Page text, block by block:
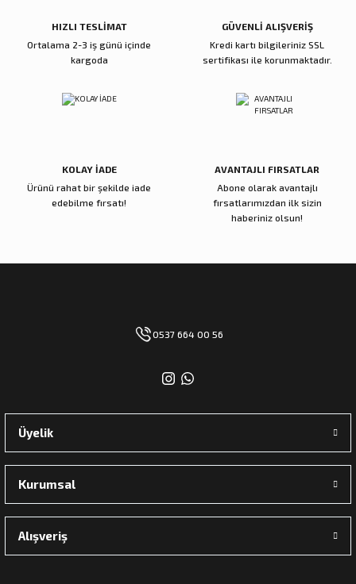
HIZLI TESLİMAT
Ortalama 2-3 iş günü içinde
kargoda
GÜVENLİ ALIŞVERİŞ
Kredi kartı bilgileriniz SSL
sertifikası ile korunmaktadır.
KOLAY İADE
Ürünü rahat bir şekilde iade
edebilme fırsatı!
AVANTAJLI FIRSATLAR
Abone olarak avantajlı
fırsatlarımızdan ilk sizin
haberiniz olsun!
0537 664 00 56
Üyelik
Kurumsal
Alışveriş